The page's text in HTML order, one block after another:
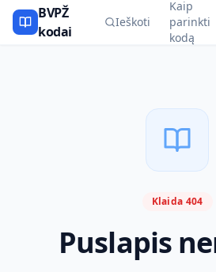
BVPŽ
kodai
Ieškoti
Kaip
parinkti
kodą
Klaida 404
Puslapis